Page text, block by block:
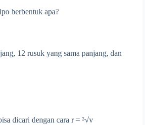
berbentuk apa?
12 rusuk yang sama panjang, dan
dicari dengan cara r = ³√v